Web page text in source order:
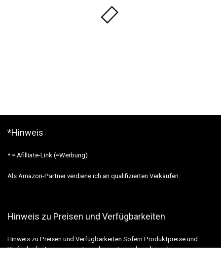
*Hinweis
* = Afilliate-Link (=Werbung)
Als Amazon-Partner verdiene ich an qualifizierten Verkäufen.
Hinweis zu Preisen und Verfügbarkeiten
Hinweis zu Preisen und Verfügbarkeiten Sofern Produktpreise und
Verfügbarkeiten angezeigt werden, entsprechen diese dem